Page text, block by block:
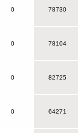
0 78730
0 78104
0 82725
0 64271